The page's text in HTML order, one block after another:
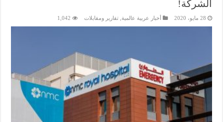
الشركة!
28 مايو، 2020 أخبار عربية عالمية,تقارير ومقابلات 1,042